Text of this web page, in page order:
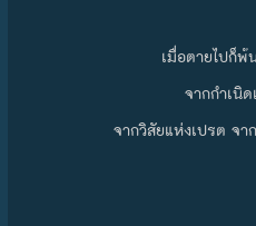
เมื่อตายไปก็พ้
จากกำเนิ
จากวิสัยแห่งเปรต จ